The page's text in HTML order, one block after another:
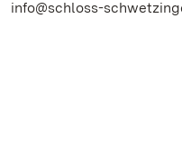
info@schloss-